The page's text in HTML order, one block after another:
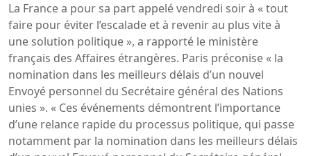
La France a pour sa part appelé vendredi soir à « tout
faire pour éviter l’escalade et à revenir au plus vite à
une solution politique », a rapporté le ministère
français des Affaires étrangères. Paris préconise « la
nomination dans les meilleurs délais d’un nouvel
Envoyé personnel du Secrétaire général des Nations
unies ». « Ces événements démontrent l’importance
d’une relance rapide du processus politique, qui passe
notamment par la nomination dans les meilleurs délais